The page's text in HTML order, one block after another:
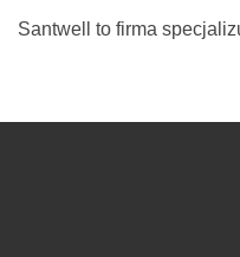
Santwell to firma